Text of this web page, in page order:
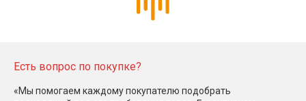
Есть вопрос по покупке?
«Мы помогаем каждому покупателю подобрать